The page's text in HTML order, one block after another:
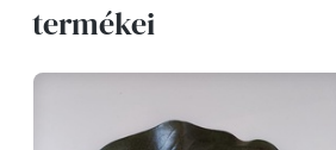
termékei